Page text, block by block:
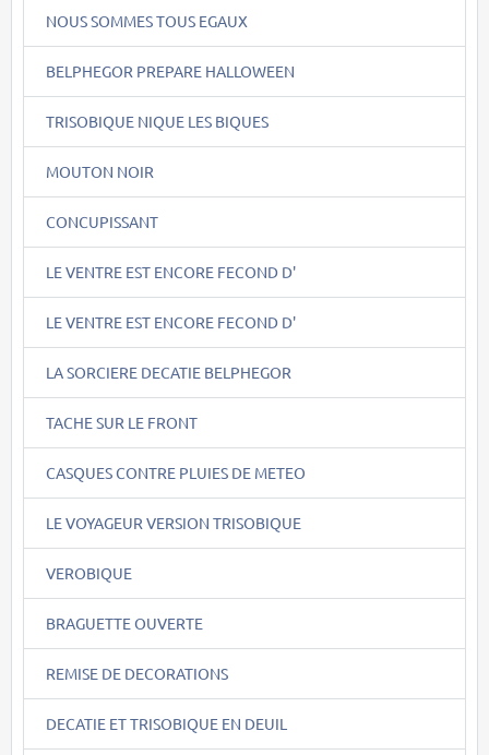
NOUS SOMMES TOUS EGAUX
BELPHEGOR PREPARE HALLOWEEN
TRISOBIQUE NIQUE LES BIQUES
MOUTON NOIR
CONCUPISSANT
LE VENTRE EST ENCORE FECOND D'
LE VENTRE EST ENCORE FECOND D'
LA SORCIERE DECATIE BELPHEGOR
TACHE SUR LE FRONT
CASQUES CONTRE PLUIES DE METEO
LE VOYAGEUR VERSION TRISOBIQUE
VEROBIQUE
BRAGUETTE OUVERTE
REMISE DE DECORATIONS
DECATIE ET TRISOBIQUE EN DEUIL